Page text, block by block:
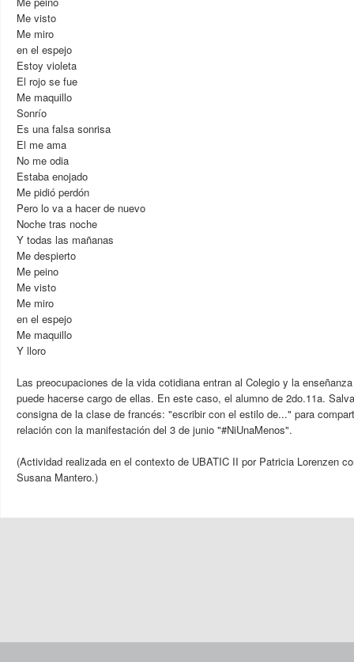
Me visto
Me miro
en el espejo
Estoy violeta
El rojo se fue
Me maquillo
Sonrío
Es una falsa sonrisa
El me ama
No me odia
Estaba enojado
Me pidió perdón
Pero lo va a hacer de nuevo
Noche tras noche
Y todas las mañanas
Me despierto
Me peino
Me visto
Me miro
en el espejo
Me maquillo
Y lloro
Las preocupaciones de la vida cotidiana entran al Colegio y la
puede hacerse cargo de ellas. En este caso, el alumno de 2do.11a.
consigna de la clase de francés: "escribir con el estilo de..." para
relación con la manifestación del 3 de junio "#NiUnaMenos".
(Actividad realizada en el contexto de UBATIC II por Patricia Lorenzen
Susana Mantero.)